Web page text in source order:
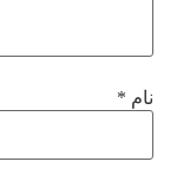
نام *